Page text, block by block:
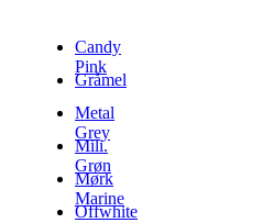
Candy
Pink
Gråmel
Metal
Grey
Mili.
Grøn
Mørk
Marine
Offwhite